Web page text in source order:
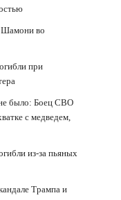
Шамони во
при
было: Боец СВО
с медведем,
из-за пьяных
Трампа и